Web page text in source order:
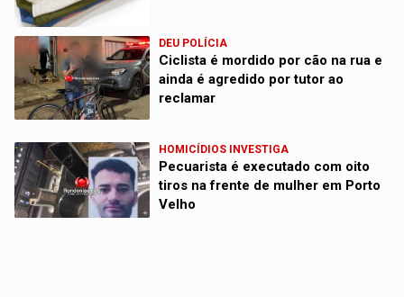
DEU POLÍCIA
Ciclista é mordido por cão na rua e
ainda é agredido por tutor ao
reclamar
HOMICÍDIOS INVESTIGA
Pecuarista é executado com oito
tiros na frente de mulher em Porto
Velho